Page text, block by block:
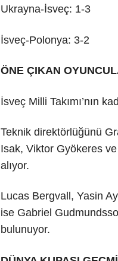
Ukrayna-İsveç: 1-3
İsveç-Polonya: 3-2
ÖNE ÇIKAN
İsveç Milli Takımı’nın
Teknik direktörlüğünü
Isak, Viktor Gyökeres
alıyor.
Lucas Bergvall, Yasin
ise Gabriel
bulunuyor.